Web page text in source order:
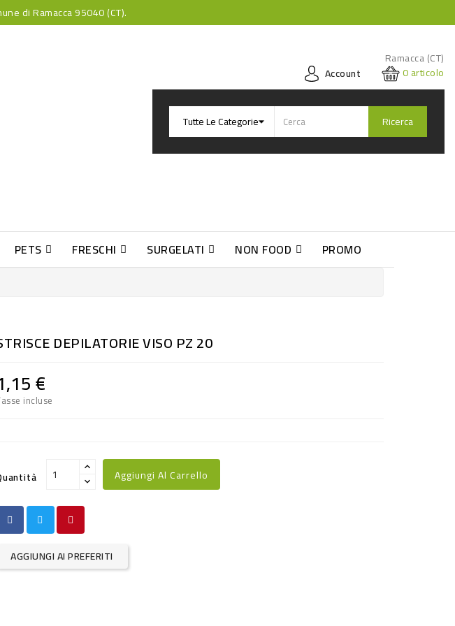
di Ramacca 95040 (CT).
Ramacca (CT)
Account
0articolo
Ricerca
PETS FRESCHI SURGELATI NON FOOD PROMO
DEPILATORIE VISO PZ 20
€
incluse
Aggiungi Al Carrello
AGGIUNGI AI PREFERITI